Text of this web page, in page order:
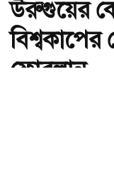
উরুগুয়ের
ফোরলান